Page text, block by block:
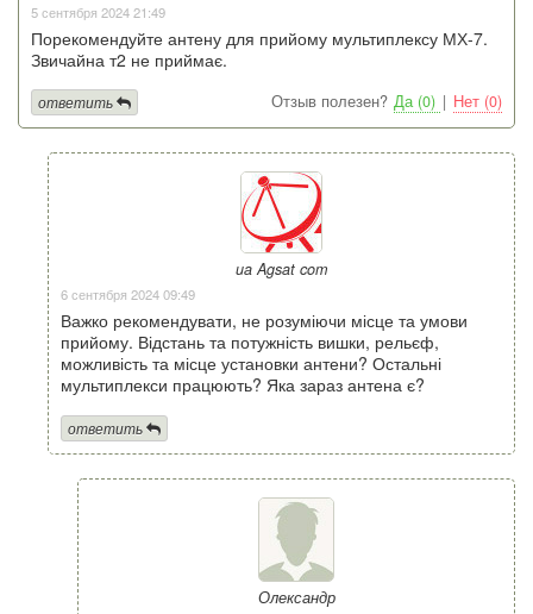
5 сентября 2024 21:49
Порекомендуйте антену для прийому мультиплексу МХ-7.
Звичайна т2 не приймає.
Отзыв полезен? Да (0) | Нет (0)
ответить
ua Agsat com
6 сентября 2024 09:49
Важко рекомендувати, не розуміючи місце та умови
прийому. Відстань та потужність вишки, рельєф,
можливість та місце установки антени? Остальні
мультиплекси працюють? Яка зараз антена є?
ответить
Олександр